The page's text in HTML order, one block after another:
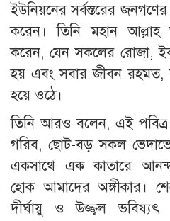
ইউনিয়নের সর্বস্তরের
করেন। তিনি মহান আল্লাহ
করেন, যেন সকলের রোজা,
হয় এবং সবার জীবন রহমত,
হয়ে ওঠে।
তিনি আরও বলেন, এই
গরিব, ছোট-বড় সকল
একসাথে এক কাতারে
হোক আমাদের অঙ্গীকার।
দীর্ঘায়ু ও উজ্জ্বল